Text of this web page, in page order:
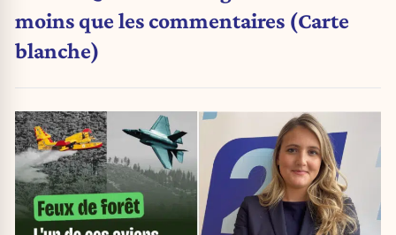
moins que les commentaires (Carte
blanche)